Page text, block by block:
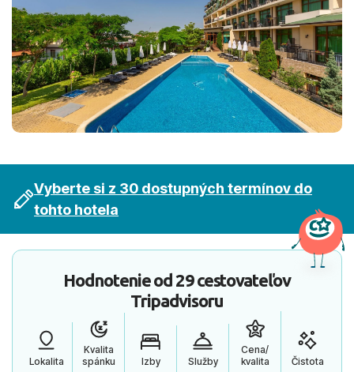
Vyberte si z 30 dostupných termínov do
tohto hotela
Hodnotenie od29 cestovateľov
Tripadvisoru
Lokalita
Kvalita
spánku
Izby Služby
Cena/
kvalita
Čistota